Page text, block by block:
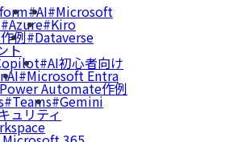
AI Microsoft
Azure Kiro
例 Dataverse
ト
AI初心者向け
Microsoft Entra
Power Automate作例
Teams Gemini
ュリティ